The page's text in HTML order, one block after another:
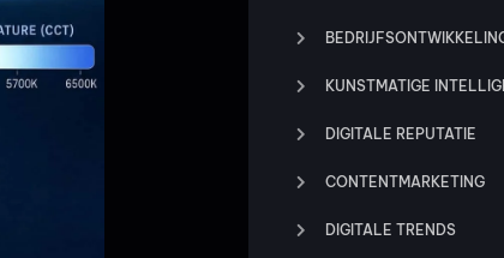
KUNSTMATIGE
DIGITALE REPUTATIE
CONTENTMARKETING
DIGITALE TRENDS